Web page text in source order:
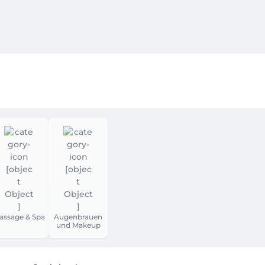
altijd zien wanneer jouw volgende afspraak is geboekt. Hier
📲 Download de app via de Playstore of
— waar en wanneer je maar wilt!
& Spa
Augenbrauen
und Makeup